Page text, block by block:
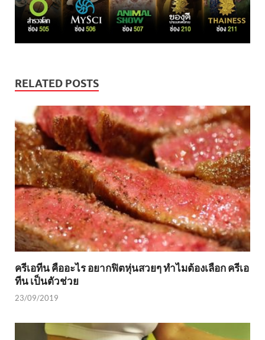
RELATED POSTS
ครีเอทีน คืออะไร อยากฟิตหุ่นสวยๆ ทำไมต้องเลือก ครีเอ
ทีน เป็นตัวช่วย
23/09/2019